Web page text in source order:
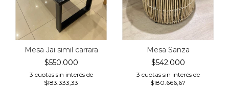
Mesa Jai simil carrara
$550.000
3 cuotas sin interés de
$183.333,33
Mesa Sanza
$542.000
3 cuotas sin interés de
$180.666,67